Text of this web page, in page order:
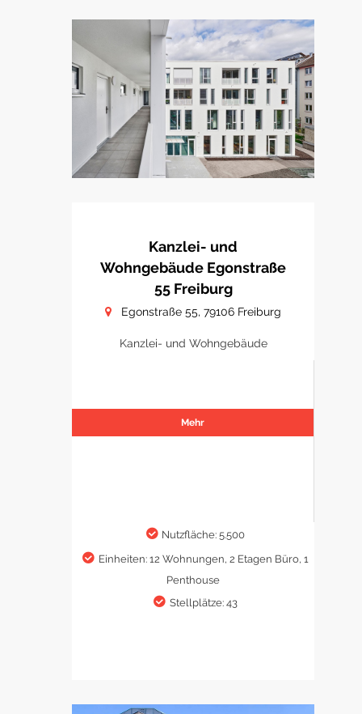
Kanzlei- und
Wohngebäude Egonstraße
55 Freiburg
Egonstraße 55, 79106 Freiburg
Kanzlei- und Wohngebäude
Mehr
Nutzfläche: 5.500
Einheiten: 12 Wohnungen, 2 Etagen Büro, 1
Penthouse
Stellplätze: 43